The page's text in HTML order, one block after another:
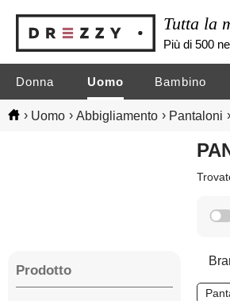
Tutta la
Più di 500
Donna Uomo Bambino
› Uomo › Abbigliamento › Pantaloni ›
Prodotto